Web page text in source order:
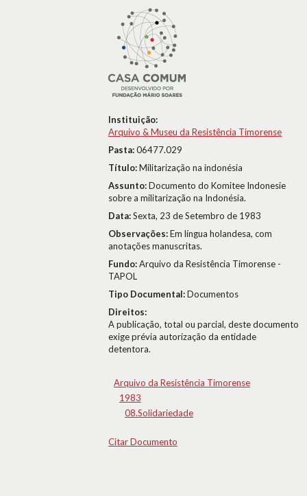
Instituição:
Arquivo & Museu da Resistência Timorense
Pasta:06477.029
Título:Militarização na indonésia
Assunto:Documento do Komitee Indonesie
sobre a militarização na Indonésia.
Data:Sexta, 23 de Setembro de 1983
Observações:Em língua holandesa, com
anotações manuscritas.
Fundo:Arquivo da Resistência Timorense -
TAPOL
Tipo Documental:Documentos
Direitos:
A publicação, total ou parcial, deste documento
exige prévia autorização da entidade
detentora.
Arquivo da Resistência Timorense
1983
08.Solidariedade
Citar Documento